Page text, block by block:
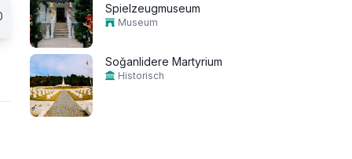
Spielzeugmuseum
Museum
Soğanlidere Martyrium
Historisch